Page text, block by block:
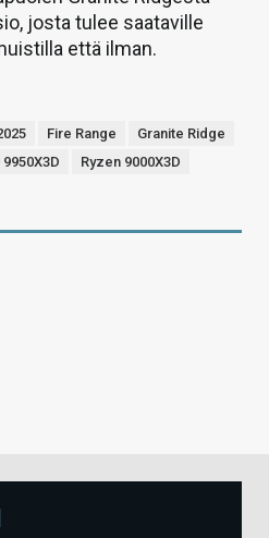
josta tulee saataville
että ilman.
Fire Range
Granite Ridge
Ryzen 9000X3D